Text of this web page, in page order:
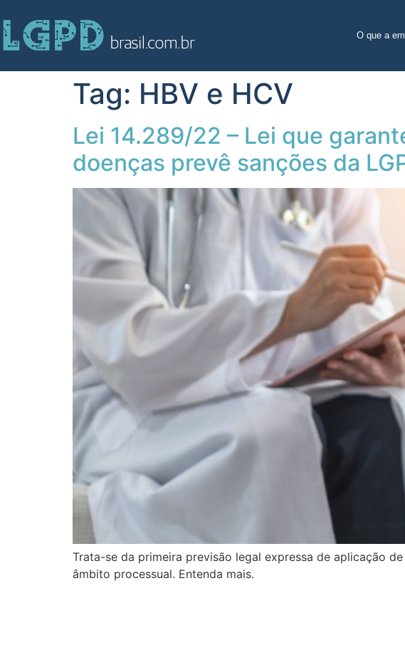
O que a
Tag: HBV e HCV
Lei 14.289/22 – Lei que
doenças prevê sanções da
Trata-se da primeira previsão legal expressa de aplicação
âmbito processual. Entenda mais.